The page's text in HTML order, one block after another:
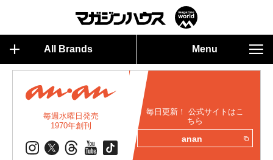
All Brands Menu
毎週水曜日発売
1970年創刊
毎日更新！ 公式サイトはこ
ちら
anan